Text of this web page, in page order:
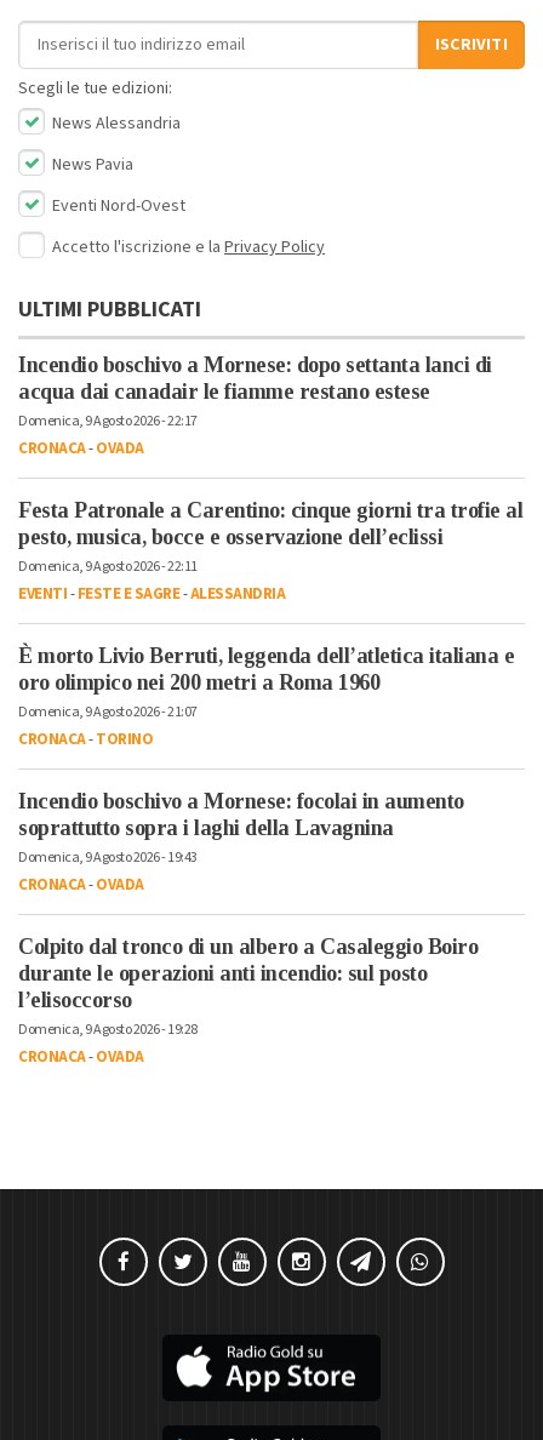
Indirizzo email
ISCRIVITI
Scegli le tue edizioni:
News Alessandria
News Pavia
Eventi Nord-Ovest
Accetto l'iscrizione e la Privacy Policy
ULTIMI PUBBLICATI
Incendio boschivo a Mornese: dopo settanta lanci di
acqua dai canadair le fiamme restano estese
Domenica, 9 Agosto 2026 - 22:17
CRONACA-OVADA
Festa Patronale a Carentino: cinque giorni tra trofie al
pesto, musica, bocce e osservazione dell’eclissi
Domenica, 9 Agosto 2026 - 22:11
EVENTI-FESTE E SAGRE-ALESSANDRIA
È morto Livio Berruti, leggenda dell’atletica italiana e
oro olimpico nei 200 metri a Roma 1960
Domenica, 9 Agosto 2026 - 21:07
CRONACA-TORINO
Incendio boschivo a Mornese: focolai in aumento
soprattutto sopra i laghi della Lavagnina
Domenica, 9 Agosto 2026 - 19:43
CRONACA-OVADA
Colpito dal tronco di un albero a Casaleggio Boiro
durante le operazioni anti incendio: sul posto
l’elisoccorso
Domenica, 9 Agosto 2026 - 19:28
CRONACA-OVADA